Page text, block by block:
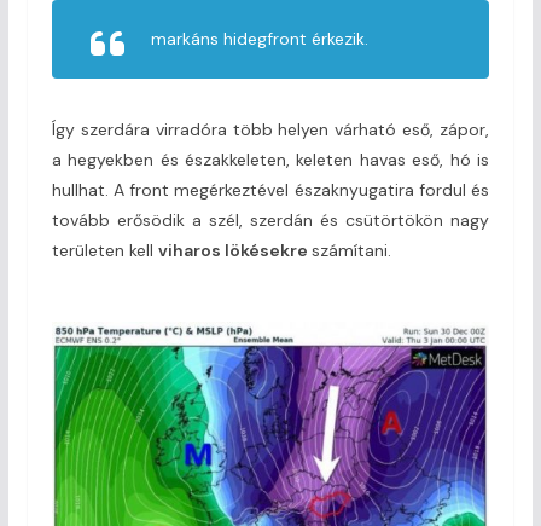
markáns hidegfront érkezik.
Így szerdára virradóra több helyen várható eső, zápor,
a hegyekben és északkeleten, keleten havas eső, hó is
hullhat. A front megérkeztével északnyugatira fordul és
tovább erősödik a szél, szerdán és csütörtökön nagy
területen kell viharos lökésekre számítani.